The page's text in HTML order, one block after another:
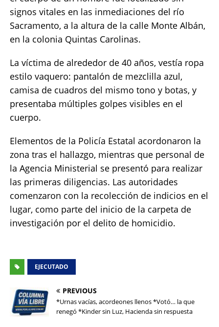
signos vitales en las inmediaciones del río
Sacramento, a la altura de la calle Monte Albán,
en la colonia Quintas Carolinas.
La víctima de alrededor de 40 años, vestía ropa
estilo vaquero: pantalón de mezclilla azul,
camisa de cuadros del mismo tono y botas, y
presentaba múltiples golpes visibles en el
cuerpo.
Elementos de la Policía Estatal acordonaron la
zona tras el hallazgo, mientras que personal de
la Agencia Ministerial se presentó para realizar
las primeras diligencias. Las autoridades
comenzaron con la recolección de indicios en el
lugar, como parte del inicio de la carpeta de
investigación por el delito de homicidio.
EJECUTADO
PREVIOUS
*Urnas vacías, acordeones llenos *Votó… la que
renegó *Kinder sin Luz, Hacienda sin respuesta